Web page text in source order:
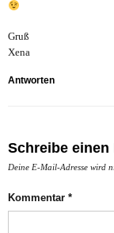
Gruß
Xena
Antworten
Schreibe einen
Deine E-Mail-Adresse wird
Kommentar *